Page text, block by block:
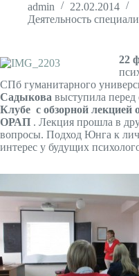
admin
22.02.2014
Деятельность
22
СПб гуманитарного
Садыкова выступила перед
Клубе с обзорной лекцией
ОРАП . Лекция прошла в
вопросы. Подход Юнга к
интерес у будущих